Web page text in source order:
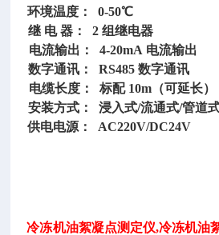
环境温度：
0-50℃
继 电 器：
2 组继电器
电流输出：
4-20mA 电流输出
数字通讯：
RS485 数字通讯
电缆长度：
标配 10m（可延长）
安装方式：
浸入式/流通式/管道
供电电源：
AC220V/DC24V
冷冻机油絮凝点测定仪,冷冻机油